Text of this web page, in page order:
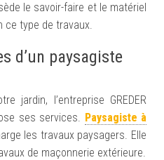
le savoir-faire et le matériel
ce type de travaux.
d’un paysagiste
jardin, l’entreprise GREDER
ses services. Paysagiste à
les travaux paysagers. Elle
de maçonnerie extérieure.